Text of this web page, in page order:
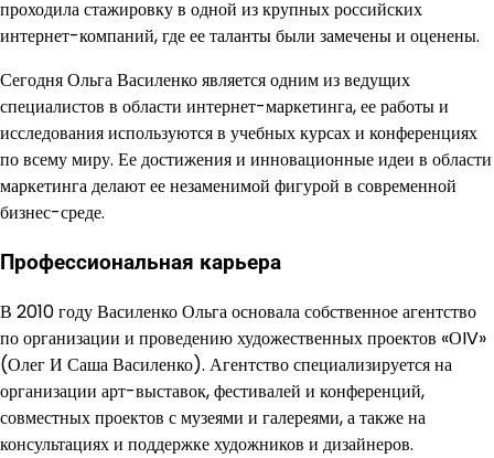
проходила стажировку в одной из крупных российских
интернет-компаний, где ее таланты были замечены и оценены.
Сегодня Ольга Василенко является одним из ведущих
специалистов в области интернет-маркетинга, ее работы и
исследования используются в учебных курсах и конференциях
по всему миру. Ее достижения и инновационные идеи в области
маркетинга делают ее незаменимой фигурой в современной
бизнес-среде.
Профессиональная карьера
В 2010 году Василенко Ольга основала собственное агентство
по организации и проведению художественных проектов «ОIV»
(Олег И Саша Василенко). Агентство специализируется на
организации арт-выставок, фестивалей и конференций,
совместных проектов с музеями и галереями, а также на
консультациях и поддержке художников и дизайнеров.